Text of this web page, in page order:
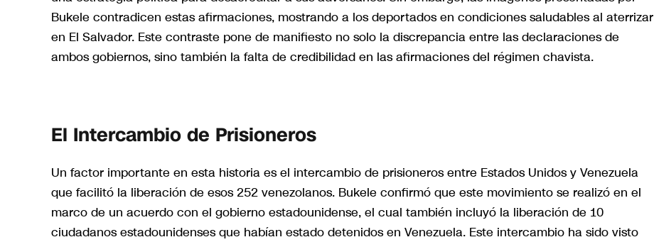
Bukele contradicen estas afirmaciones, mostrando a los deportados en condiciones saludables al aterrizar
en El Salvador. Este contraste pone de manifiesto no solo la discrepancia entre las declaraciones de
ambos gobiernos, sino también la falta de credibilidad en las afirmaciones del régimen chavista.
El Intercambio de Prisioneros
Un factor importante en esta historia es el intercambio de prisioneros entre Estados Unidos y Venezuela
que facilitó la liberación de esos 252 venezolanos. Bukele confirmó que este movimiento se realizó en el
marco de un acuerdo con el gobierno estadounidense, el cual también incluyó la liberación de 10
ciudadanos estadounidenses que habían estado detenidos en Venezuela. Este intercambio ha sido visto